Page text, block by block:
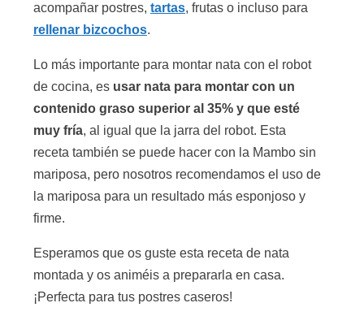
acompañar postres, tartas, frutas o incluso para
rellenar bizcochos.
Lo más importante para montar nata con el robot
de cocina, es usar nata para montar con un
contenido graso superior al 35% y que esté
muy fría, al igual que la jarra del robot. Esta
receta también se puede hacer con la Mambo sin
mariposa, pero nosotros recomendamos el uso de
la mariposa para un resultado más esponjoso y
firme.
Esperamos que os guste esta receta de nata
montada y os animéis a prepararla en casa.
¡Perfecta para tus postres caseros!